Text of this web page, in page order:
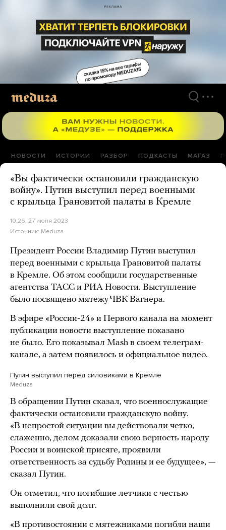
материалам
НОВОСТИ ИСТОРИИ РАЗБОР ПОДКАСТЫ МАГАЗ
«Вы фактически остановили гражданскую
войну». Путин выступил перед военными
с крыльца Грановитой палаты в Кремле
10:26, 27 июня 2023
Источник: Meduza
Президент России Владимир Путин выступил
перед военными с крыльца Грановитой палаты
в Кремле. Об этом сообщили государственные
агентства ТАСС и РИА Новости. Выступление
было посвящено мятежу ЧВК Вагнера.
В эфире «России-24» и Первого канала на момент
публикации новости выступление показано
не было. Его показывал Mash в своем телеграм-
канале, а затем появилось и официальное видео.
Путин выступил перед силовиками в Кремле
Meduza
В обращении Путин сказал, что военнослужащие
фактически остановили гражданскую войну.
«В непростой ситуации вы действовали четко,
слаженно, делом доказали свою верность народу
России и воинской присяге, проявили
ответственность за судьбу Родины и ее будущее», —
сказал Путин.
Он отметил, что погибшие летчики с честью
выполнили свой долг.
«В противостоянии с мятежниками погибли наши